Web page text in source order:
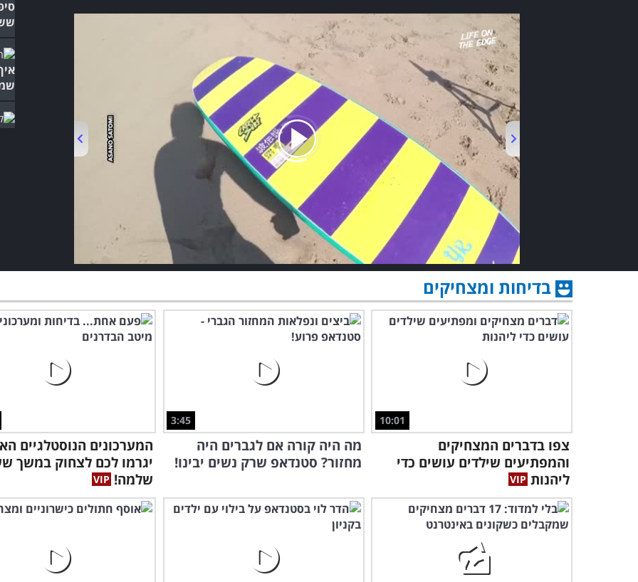
03:10
בדיחות ומצחיקים
10:01
צפו בדברים המצחיקים
והמפתיעים שילדים עושים כדי
ליהנות
3:45
מה היה קורה אם לגברים היה
מחזור? סטנדאפ שרק נשים יבינו!
המערכונים הנוסטלגיים
יגרמו לכם לצחוק במשך
שלמה!